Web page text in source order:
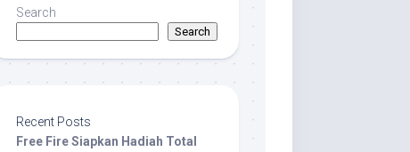
Search
Search
Recent Posts
Free Fire Siapkan Hadiah Total